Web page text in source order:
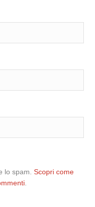
lo spam.Scopri come